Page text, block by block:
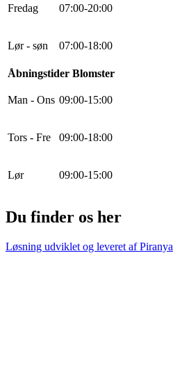
Fredag 07:00-20:00
Lør - søn 07:00-18:00
Åbningstider Blomster
Man - Ons 09:00-15:00
Tors - Fre 09:00-18:00
Lør 09:00-15:00
Du finder os her
Løsning udviklet og leveret afPiranya